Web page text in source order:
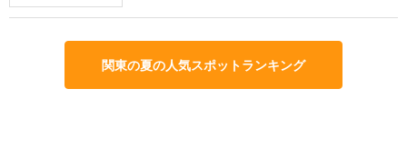
関東の夏の人気スポットランキング